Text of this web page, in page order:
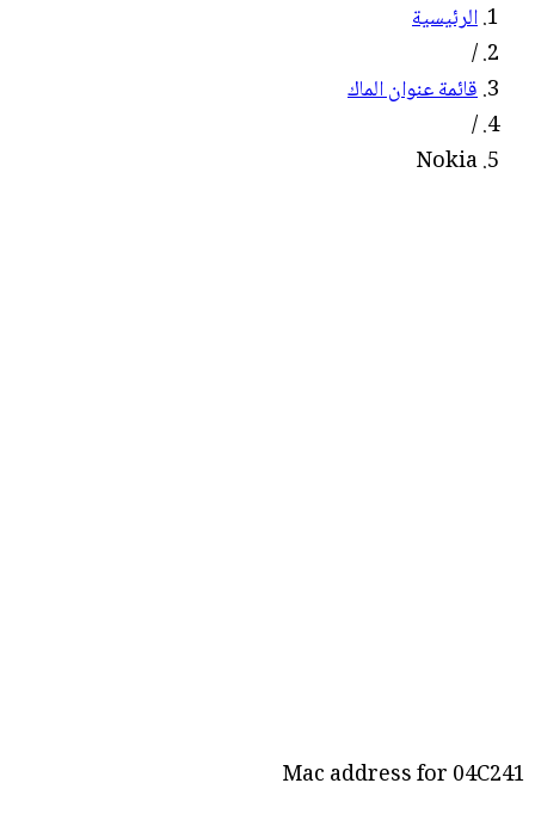
الرئيسية
/
قائمة عنوان الماك
/
Nokia
Mac address for 04C241